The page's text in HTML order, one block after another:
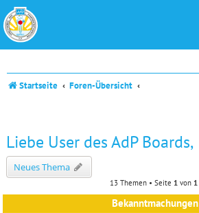
Startseite Foren-Übersicht
Liebe User des AdP Boards,
Neues Thema
13 Themen • Seite 1 von 1
Bekanntmachungen